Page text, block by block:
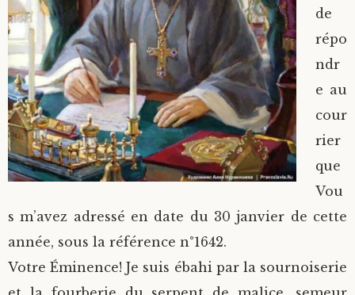
de
répo
ndr
e au
cour
rier
que
Vou
s m’avez adressé en date du 30 janvier de cette
année, sous la référence n°1642.
Votre Éminence! Je suis ébahi par la sournoiserie